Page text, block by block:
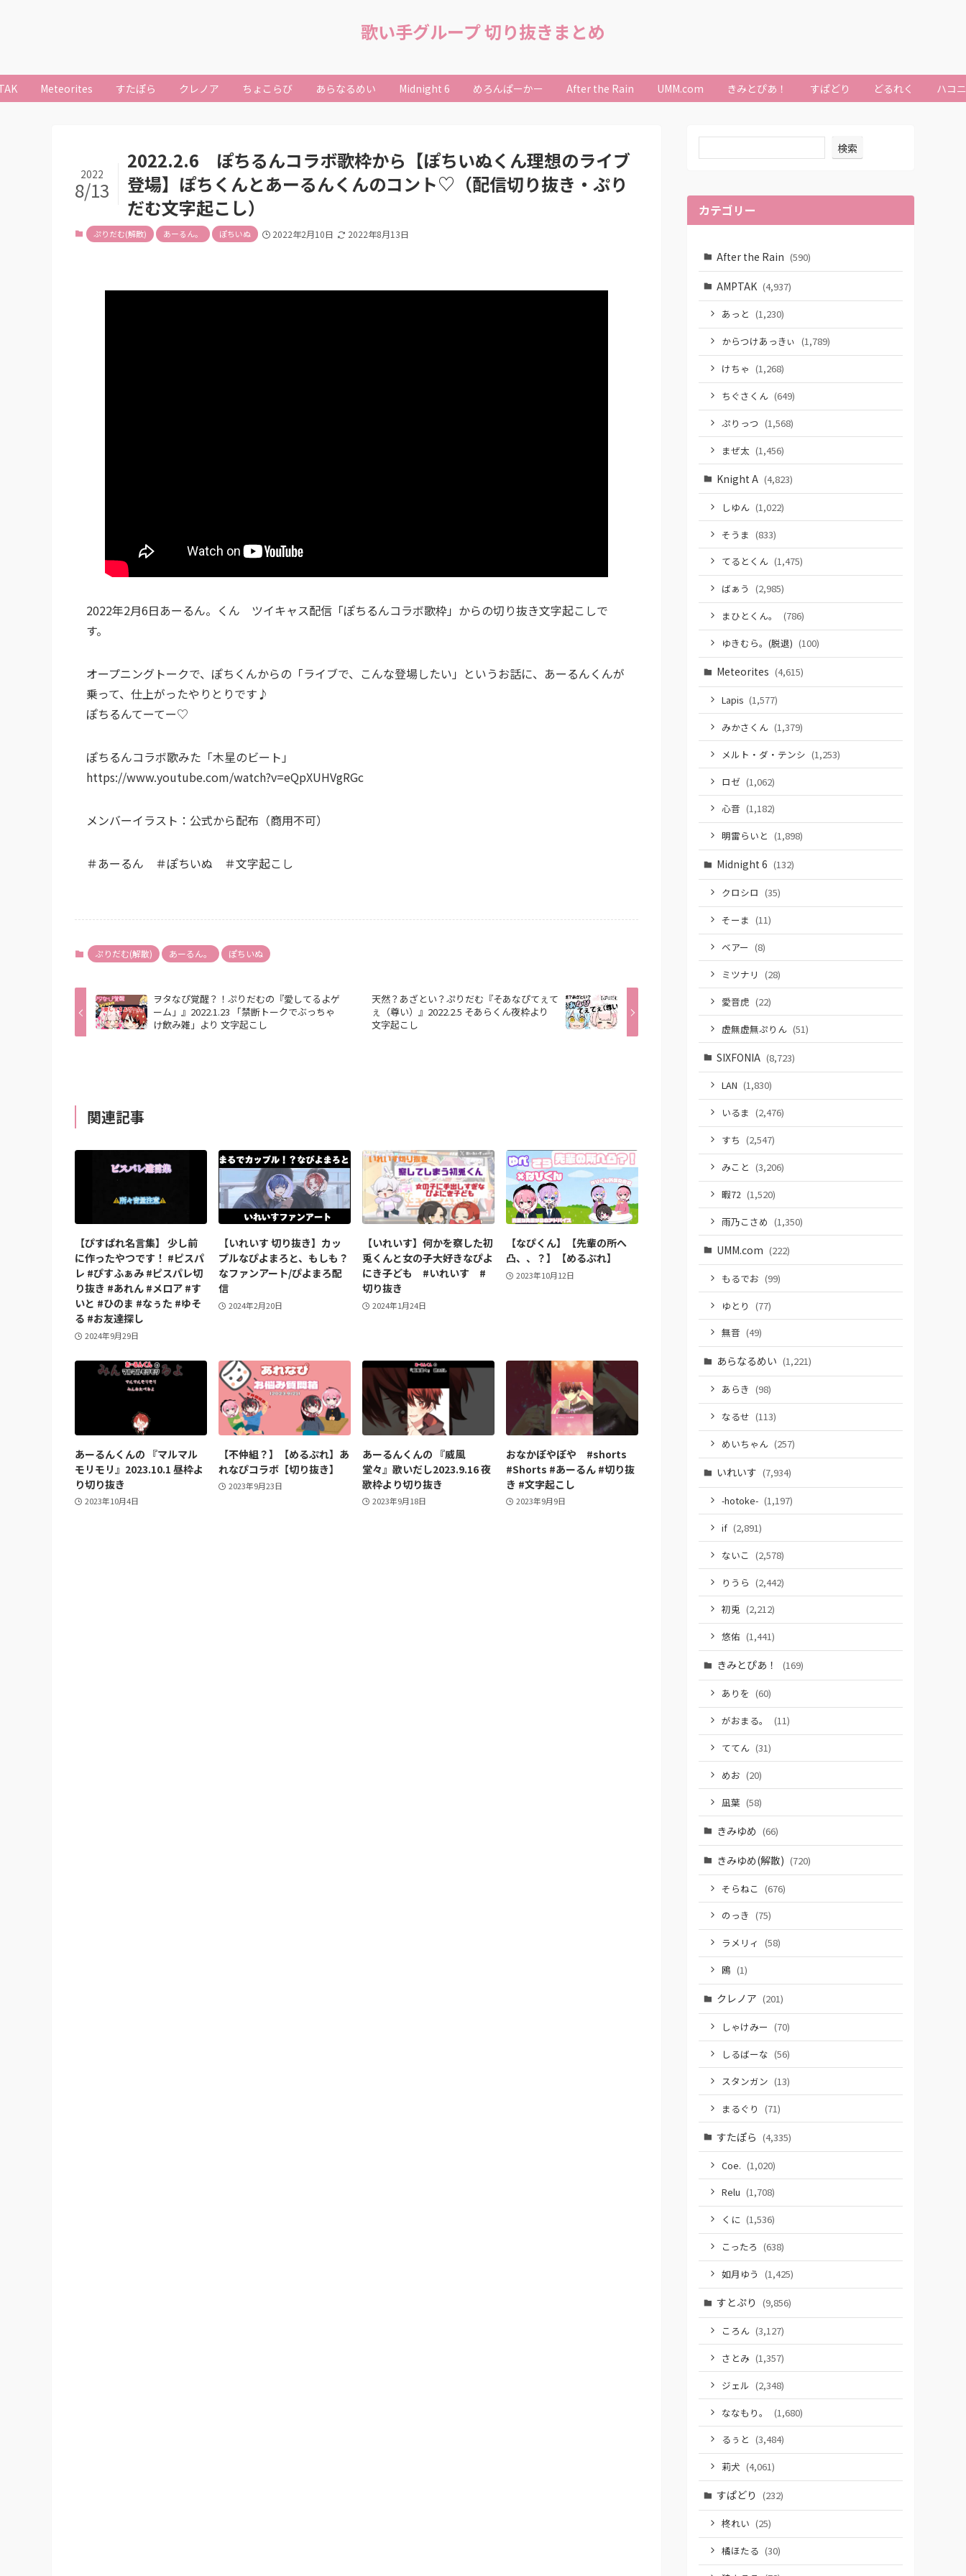
歌い手グループ 切り抜きまとめ
Meteorites すたぽら クレノア ちょこらび あらなるめい Midnight 6 めろんぱーかー After the Rain UMM.com きみとぴあ！ すぱどり どるれく ハコ
2022.2.6 ぽちるんコラボ歌枠から【ぽちいぬくん理想のライブ
登場】ぽちくんとあーるんくんのコント♡（配信切り抜き・ぷり
だむ文字起こし）
2022
8/13
ぷりだむ(解散) あーるん。 ぽちいぬ 2022年2月10日 2022年8月13日
2022年2月6日あーるん。くん ツイキャス配信「ぽちるんコラボ歌枠」からの切り抜き文字起こしで
す。
オープニングトークで、ぽちくんからの「ライブで、こんな登場したい」というお話に、あーるんくんが
乗って、仕上がったやりとりです♪
ぽちるんてーてー♡
ぽちるんコラボ歌みた「木星のビート」
https://www.youtube.com/watch?v=eQpXUHVgRGc
メンバーイラスト：公式から配布（商用不可）
＃あーるん ＃ぽちいぬ ＃文字起こし
ぷりだむ(解散) あーるん。 ぽちいぬ
ヲタなぴ覚醒？！ぷりだむの『愛してるよゲ
ーム」』2022.1.23 「禁断トークでぶっちゃ
け飲み雑」より 文字起こし
天然？あざとい？ぷりだむ『そあなぴてぇて
ぇ（尊い）』2022.2.5 そあらくん夜枠より
文字起こし
関連記事
【ぴすぱれ名言集】 少し前
に作ったやつです！ #ピスパ
レ #ぴすふぁみ #ピスパレ切
り抜き #あれん #メロア #す
いと #ひのま #なぅた #ゆそ
る #お友達探し
2024年9月29日
【いれいす 切り抜き】カッ
プルなぴよまろと、もしも？
なファンアート/ぴよまろ配
信
2024年2月20日
【いれいす】何かを察した初
兎くんと女の子大好きなぴよ
にき子ども #いれいす #
切り抜き
2024年1月24日
【なぴくん】【先輩の所へ
凸、、？】【めるぷれ】
2023年10月12日
あーるんくんの 『マルマル
モリモリ』2023.10.1 昼枠よ
り切り抜き
2023年10月4日
【不仲組？】【めるぷれ】あ
れなぴコラボ【切り抜き】
2023年9月23日
あーるんくんの 『威風
堂々』歌いだし2023.9.16 夜
歌枠より切り抜き
2023年9月18日
おなかぽやぽや #shorts
#Shorts #あーるん #切り抜
き #文字起こし
2023年9月9日
検索
カテゴリー
After the Rain (590)
AMPTAK (4,937)
あっと (1,230)
からつけあっきぃ (1,789)
けちゃ (1,268)
ちぐさくん (649)
ぷりっつ (1,568)
まぜ太 (1,456)
Knight A (4,823)
しゆん (1,022)
そうま (833)
てるとくん (1,475)
ばぁう (2,985)
まひとくん。
(786)
ゆきむら。(脱退) (100)
Meteorites (4,615)
Lapis (1,577)
みかさくん (1,379)
メルト・ダ・テンシ (1,253)
ロゼ (1,062)
心音 (1,182)
明雷らいと (1,898)
Midnight 6 (132)
クロシロ (35)
そーま (11)
ベアー (8)
ミツナリ (28)
愛音虎 (22)
虚無虚無ぷりん (51)
SIXFONIA (8,723)
LAN (1,830)
いるま (2,476)
すち (2,547)
みこと (3,206)
暇72 (1,520)
雨乃こさめ (1,350)
UMM.com (222)
もるでお (99)
ゆとり (77)
無音 (49)
あらなるめい (1,221)
あらき (98)
なるせ (113)
めいちゃん (257)
いれいす (7,934)
-hotoke- (1,197)
if (2,891)
ないこ (2,578)
りうら (2,442)
初兎 (2,212)
悠佑 (1,441)
きみとぴあ！ (169)
ありを (60)
がおまる。
(11)
ててん (31)
めお (20)
凪葉 (58)
きみゆめ (66)
きみゆめ(解散) (720)
そらねこ (676)
のっき (75)
ラメリィ (58)
鴎 (1)
クレノア (201)
しゃけみー (70)
しるばーな (56)
スタンガン (13)
まるぐり (71)
すたぽら (4,335)
Coe. (1,020)
Relu (1,708)
くに (1,536)
こったろ (638)
如月ゆう (1,425)
すとぷり (9,856)
ころん (3,127)
さとみ (1,357)
ジェル (2,348)
ななもり。
(1,680)
るぅと (3,484)
莉犬 (4,061)
すぱどり (232)
柊れい (25)
橘ほたる (30)